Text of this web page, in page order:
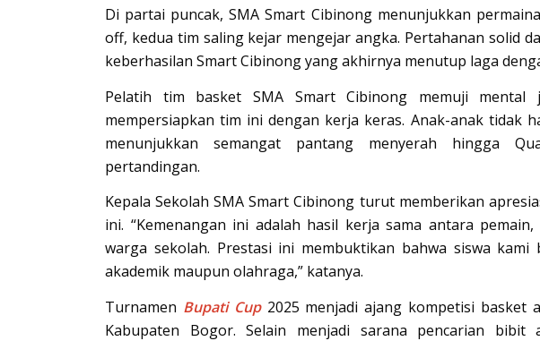
Di partai puncak, SMA Smart Cibinong menunjukkan
off, kedua tim saling kejar mengejar angka. Pertahanan solid
keberhasilan Smart Cibinong yang akhirnya menutup laga
Pelatih tim basket SMA Smart Cibinong memuji mental
mempersiapkan tim ini dengan kerja keras. Anak-anak tidak
menunjukkan semangat pantang menyerah hingga
pertandingan.
Kepala Sekolah SMA Smart Cibinong turut memberikan
ini. “Kemenangan ini adalah hasil kerja sama antara
warga sekolah. Prestasi ini membuktikan bahwa siswa
akademik maupun olahraga,” katanya.
Turnamen Bupati Cup2025 menjadi ajang kompetisi basket
Kabupaten Bogor. Selain menjadi sarana pencarian